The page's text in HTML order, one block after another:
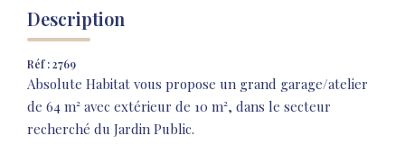
Description
Réf : 2769
Absolute Habitat vous propose un grand garage/atelier
de 64 m² avec extérieur de 10 m², dans le secteur
recherché du Jardin Public.